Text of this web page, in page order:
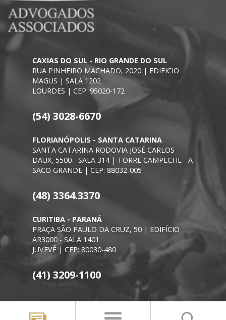
CAXIAS DO SUL - RIO GRANDE DO SUL
RUA PINHEIRO MACHADO, 2020 | EDIFICIO
MAGUS | SALA 1202
LOURDES | CEP: 95020-172
(54) 3028-6670
FLORIANÓPOLIS - SANTA CATARINA
SANTA CATARINA RODOVIA JOSÉ CARLOS
DAUX, 5500 - SALA 314 | TORRE CAMPECHE - A
SACO GRANDE | CEP: 88032-005
(48) 3364.3370
CURITIBA - PARANÁ
PRAÇA SÃO PAULO DA CRUZ, 50 | EDIFÍCIO
AR3000 - SALA 1401
JUVEVÊ | CEP: 80030-480
(41) 3209-1100